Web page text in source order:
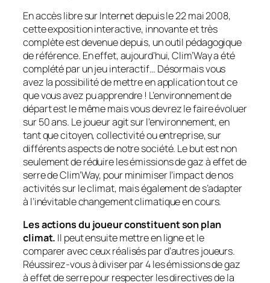
En accès libre sur Internet depuis le 22 mai 2008,
cette exposition interactive, innovante et très
complète est devenue depuis, un outil pédagogique
de référence. En effet, aujourd’hui, Clim’Way a été
complété par un jeu interactif… Désormais vous
avez la possibilité de mettre en application tout ce
que vous avez pu apprendre ! L’environnement de
départ est le même mais vous devrez le faire évoluer
sur 50 ans. Le joueur agit sur l’environnement, en
tant que citoyen, collectivité ou entreprise, sur
différents aspects de notre société. Le but est non
seulement de réduire les émissions de gaz à effet de
serre de Clim’Way, pour minimiser l’impact de nos
activités sur le climat, mais également de s’adapter
à l’inévitable changement climatique en cours.
Les actions du joueur constituent son plan
climat. Il peut ensuite mettre en ligne et le
comparer avec ceux réalisés par d’autres joueurs.
Réussirez-vous à diviser par 4 les émissions de gaz
à effet de serre pour respecter les directives de la